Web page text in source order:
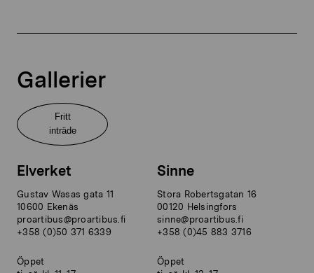
Gallerier
Fritt
inträde
Elverket
Gustav Wasas gata 11
10600 Ekenäs
proartibus@proartibus.fi
+358 (0)50 371 6339
Öppet
Sinne
Stora Robertsgatan 16
00120 Helsingfors
sinne@proartibus.fi
+358 (0)45 883 3716
Öppet